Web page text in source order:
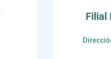
Filial